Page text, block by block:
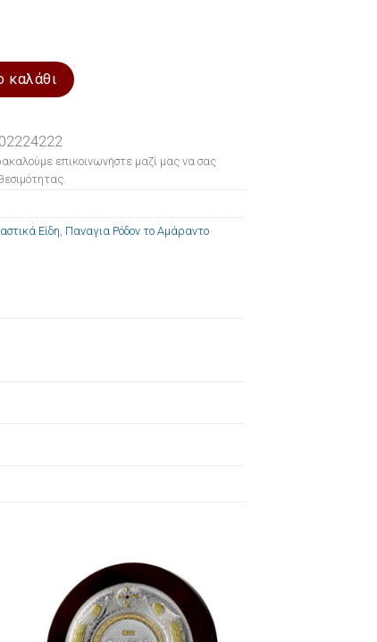
18x22cm ποσότητα
καλάθι
επικοινωνήστε μαζί μας να σας
Είδη Παναγια Ρόδον το Αμάραντο
Πρόσθήκη
στην λίστα
επιθυμιών